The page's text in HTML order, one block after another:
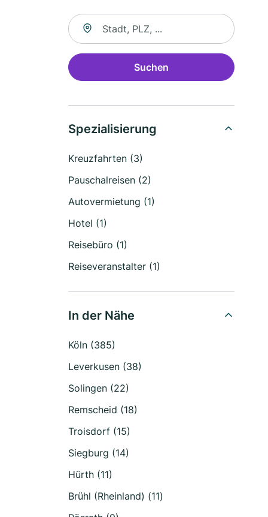
Suche nach Ort
Suchen
Spezialisierung
Kreuzfahrten (3)
Pauschalreisen (2)
Autovermietung (1)
Hotel (1)
Reisebüro (1)
Reiseveranstalter (1)
In der Nähe
Köln (385)
Leverkusen (38)
Solingen (22)
Remscheid (18)
Troisdorf (15)
Siegburg (14)
Hürth (11)
Brühl (Rheinland) (11)